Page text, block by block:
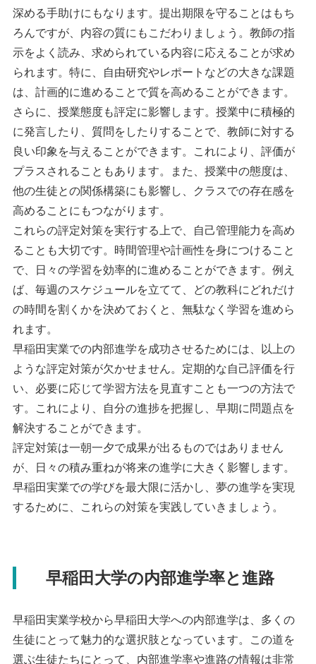
深める手助けにもなります。提出期限を守ることはもち
ろんですが、内容の質にもこだわりましょう。教師の指
示をよく読み、求められている内容に応えることが求め
られます。特に、自由研究やレポートなどの大きな課題
は、計画的に進めることで質を高めることができます。
さらに、授業態度も評定に影響します。授業中に積極的
に発言したり、質問をしたりすることで、教師に対する
良い印象を与えることができます。これにより、評価が
プラスされることもあります。また、授業中の態度は、
他の生徒との関係構築にも影響し、クラスでの存在感を
高めることにもつながります。
これらの評定対策を実行する上で、自己管理能力を高め
ることも大切です。時間管理や計画性を身につけること
で、日々の学習を効率的に進めることができます。例え
ば、毎週のスケジュールを立てて、どの教科にどれだけ
の時間を割くかを決めておくと、無駄なく学習を進めら
れます。
早稲田実業での内部進学を成功させるためには、以上の
ような評定対策が欠かせません。定期的な自己評価を行
い、必要に応じて学習方法を見直すことも一つの方法で
す。これにより、自分の進捗を把握し、早期に問題点を
解決することができます。
評定対策は一朝一夕で成果が出るものではありません
が、日々の積み重ねが将来の進学に大きく影響します。
早稲田実業での学びを最大限に活かし、夢の進学を実現
するために、これらの対策を実践していきましょう。
早稲田大学の内部進学率と進路
早稲田実業学校から早稲田大学への内部進学は、多くの
生徒にとって魅力的な選択肢となっています。この道を
選ぶ生徒たちにとって、内部進学率や進路の情報は非常